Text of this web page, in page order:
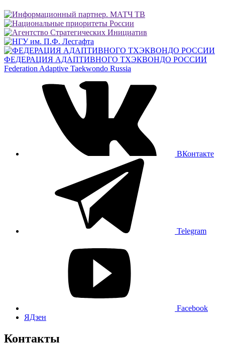
ФЕДЕРАЦИЯ АДАПТИВНОГО ТХЭКВОНДО РОССИИ
Federation Adaptive Taekwondo Russia
ВКонтакте
Telegram
Facebook
ЯДзен
Контакты